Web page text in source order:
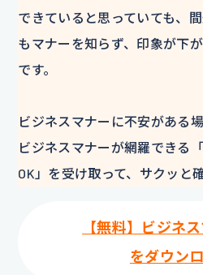
できていると思っていても、
もマナーを知らず、印象が下
です。
ビジネスマナーに不安がある
ビジネスマナーが網羅できる
OK」を受け取って、サクッと
【無料】ビジネ
をダウン